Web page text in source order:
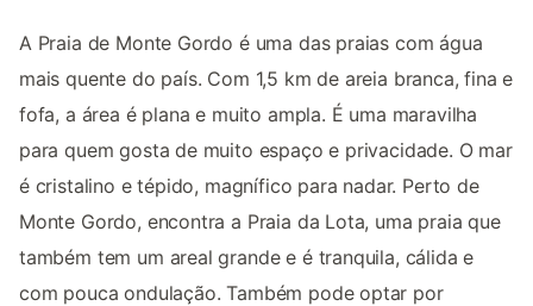
A Praia de Monte Gordo é uma das praias com água
mais quente do país. Com 1,5 km de areia branca, fina e
fofa, a área é plana e muito ampla. É uma maravilha
para quem gosta de muito espaço e privacidade. O mar
é cristalino e tépido, magnífico para nadar. Perto de
Monte Gordo, encontra a Praia da Lota, uma praia que
também tem um areal grande e é tranquila, cálida e
com pouca ondulação. Também pode optar por